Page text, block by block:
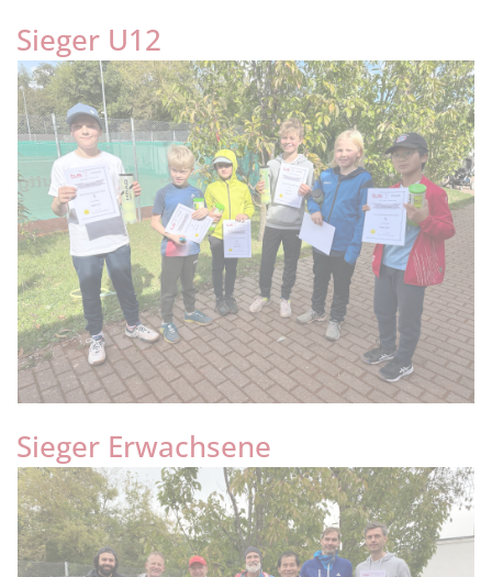
Sieger U12
Sieger Erwachsene